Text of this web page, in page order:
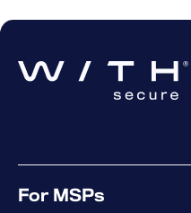
ザーガイドでは、
MDMツールを用い
ています。「関連
For MSPs